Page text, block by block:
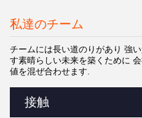
接触
私達のチーム
チームには長い道のりがあり 強
す素晴らしい未来を築くために
値を混ぜ合わせます.